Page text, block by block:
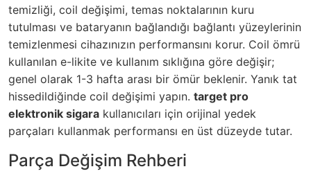
temizliği, coil değişimi, temas noktalarının kuru
tutulması ve bataryanın bağlandığı bağlantı yüzeylerinin
temizlenmesi cihazınızın performansını korur. Coil ömrü
kullanılan e-likite ve kullanım sıklığına göre değişir;
genel olarak 1-3 hafta arası bir ömür beklenir. Yanık tat
hissedildiğinde coil değişimi yapın. target pro
elektronik sigara kullanıcıları için orijinal yedek
parçaları kullanmak performansı en üst düzeyde tutar.
Parça Değişim Rehberi